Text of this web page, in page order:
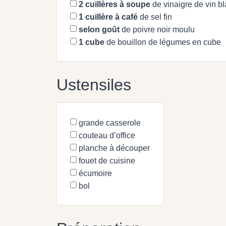
2 cuillères à soupe de vinaigre de vin
1 cuillère à café de sel fin
selon goût de poivre noir moulu
1 cube de bouillon de légumes en cube
Ustensiles
grande casserole
couteau d’office
planche à découper
fouet de cuisine
écumoire
bol